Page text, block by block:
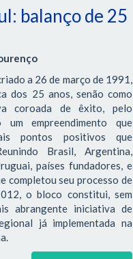
balanço de 25
a 26 de março de 1991,
dos 25 anos, senão como
coroada de êxito, pelo
um empreendimento que
pontos positivos que
Brasil, Argentina,
países fundadores, e
completou seu processo de
o bloco constitui, sem
abrangente iniciativa de
já implementada na